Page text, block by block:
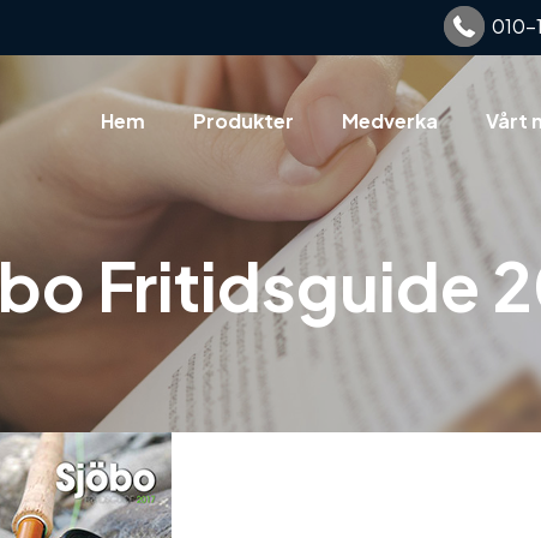
010-
Hem Produkter Medverka Vårt
Fritidsguide